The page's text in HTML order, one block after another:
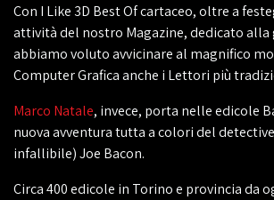
Con I Like 3D Best Of cartaceo, oltre a
attività del nostro Magazine, dedicato alla
abbiamo voluto avvicinare al magnifico
Computer Grafica anche i Lettori più
Marco Natale, invece, porta nelle edicole
nuova avventura tutta a colori del
infallibile) Joe Bacon.
Circa 400 edicole in Torino e provincia da